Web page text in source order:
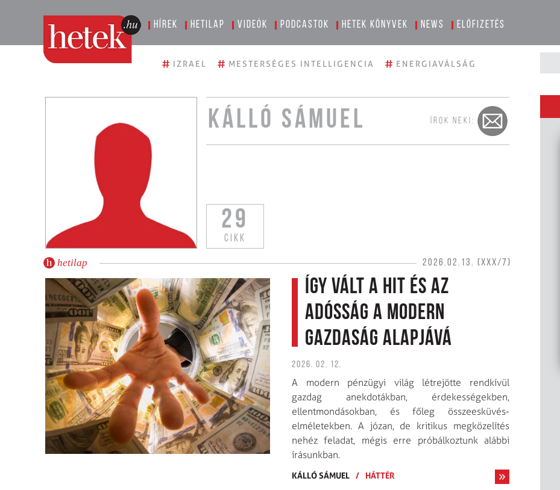
Hírek Hetilap Videók Podcastok Hetek könyvek News Előfizetés
# IZRAEL # MESTERSÉGES INTELLIGENCIA # ENERGIAVÁLSÁG
KÁLLÓ SÁMUEL ÍROK NEKI:
29
CIKK
hetilap 2026.02.13. (XXX/7)
Így vált a hit és az
adósság a modern
gazdaság alapjává
2026. 02. 12.
A modern pénzügyi világ létrejötte rendkívül
gazdag anekdotákban, érdekességekben,
ellentmondásokban, és főleg összeesküvés-
elméletekben. A józan, de kritikus megközelítés
nehéz feladat, mégis erre próbálkoztunk alábbi
írásunkban.
KÁLLÓ SÁMUEL / HÁTTÉR